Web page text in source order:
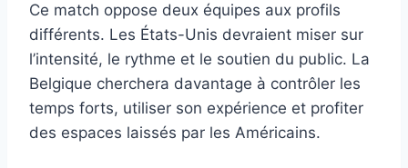
Ce match oppose deux équipes aux profils
différents. Les États-Unis devraient miser sur
l’intensité, le rythme et le soutien du public. La
Belgique cherchera davantage à contrôler les
temps forts, utiliser son expérience et profiter
des espaces laissés par les Américains.